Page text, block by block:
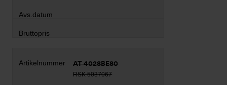
AT 4028BE80
RSK 5037067